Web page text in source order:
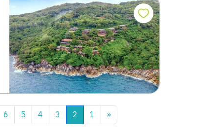
«
1
2
3
4
5
6